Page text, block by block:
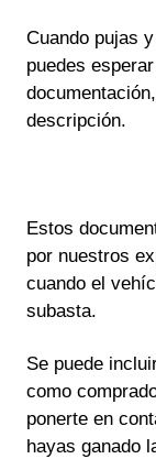
Cuando pujas
puedes
descripción.
Estos
por nuestros
cuando el
subasta.
Se puede
como
ponerte en
hayas ganado